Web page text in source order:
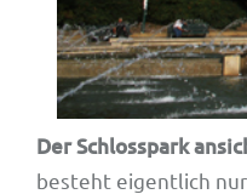
Der Schlosspark
besteht eigentlich